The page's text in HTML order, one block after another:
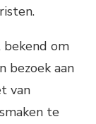
om
bezoek aan
van
te